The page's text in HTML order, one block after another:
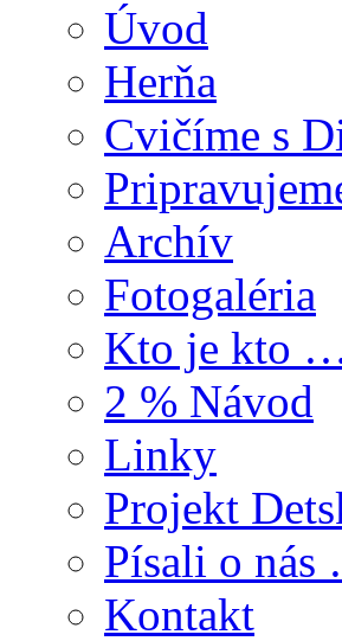
Úvod
Herňa
Cvičíme s
Archív
Fotogaléria
Kto je kto
2 % Návod
Linky
Projekt
Písali o
Kontakt